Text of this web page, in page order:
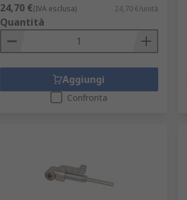
24,70 €(IVA esclusa) 24,70 €/unità
Quantità
Aggiungi
Confronta